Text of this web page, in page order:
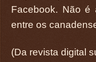
Facebook. Não é
entre os
(Da revista digital